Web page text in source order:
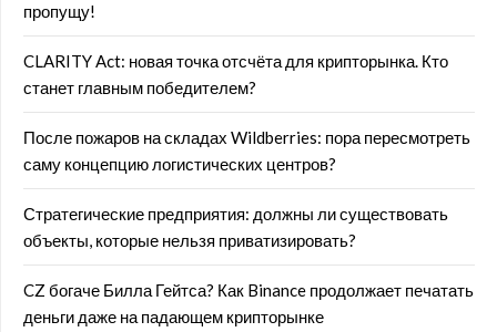
пропущу!
CLARITY Act: новая точка отсчёта для крипторынка. Кто
станет главным победителем?
После пожаров на складах Wildberries: пора пересмотреть
саму концепцию логистических центров?
Стратегические предприятия: должны ли существовать
объекты, которые нельзя приватизировать?
CZ богаче Билла Гейтса? Как Binance продолжает печатать
деньги даже на падающем крипторынке